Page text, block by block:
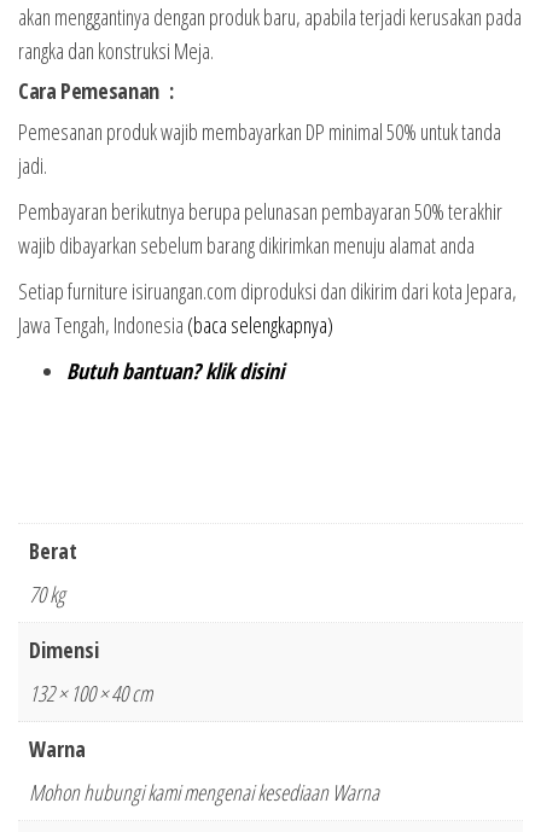
akan menggantinya dengan produk baru, apabila terjadi kerusakan pada
rangka dan konstruksi Meja.
Cara Pemesanan :
Pemesanan produk wajib membayarkan DP minimal 50% untuk tanda
jadi.
Pembayaran berikutnya berupa pelunasan pembayaran 50% terakhir
wajib dibayarkan sebelum barang dikirimkan menuju alamat anda
Setiap furniture isiruangan.com diproduksi dan dikirim dari kota Jepara,
Jawa Tengah, Indonesia (baca selengkapnya)
Butuh bantuan? klik disini
Berat
70 kg
Dimensi
132 × 100 × 40 cm
Warna
Mohon hubungi kami mengenai kesediaan Warna